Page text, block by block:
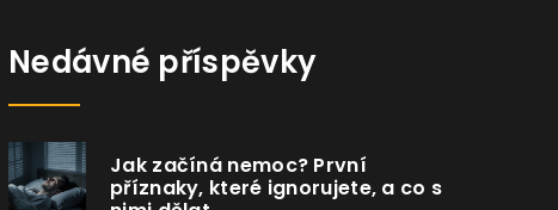
Nedávné příspěvky
Jak začíná nemoc? První
příznaky, které ignorujete, a co s